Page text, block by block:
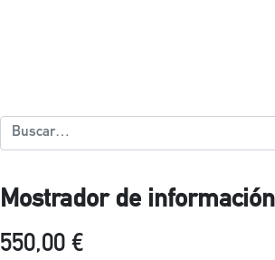
Mostrador de información
550,00 €